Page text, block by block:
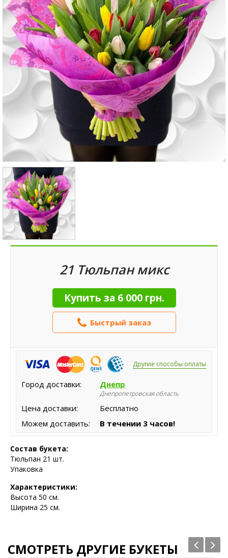
21 Тюльпан микс
Купить за 6 000 грн.
Быстрый заказ
Другие способы оплаты
Город доставки: Днепр
Днепропетровская область
Цена доставки:
Бесплатно
Можем доставить:
В течении 3 часов!
Состав букета:
Тюльпан 21 шт.
Упаковка
Характеристики:
Высота 50 см.
Ширина 25 см.
СМОТРЕТЬ ДРУГИЕ БУКЕТЫ